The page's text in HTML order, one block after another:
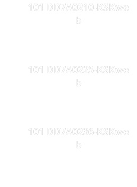
101 DD7A0210-KSKwe
b
101 DD7A0225-KSKwe
b
101 DD7A0236-KSKwe
b